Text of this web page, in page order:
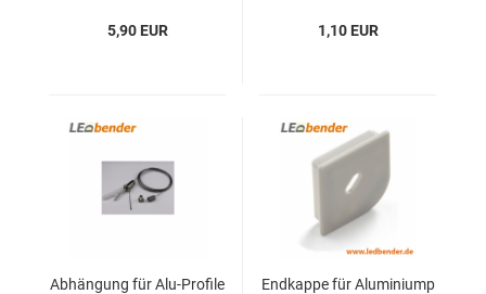
5,90 EUR 1,10 EUR
Abhängung für Alu-Profile
Endkappe für Aluminiump